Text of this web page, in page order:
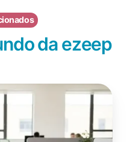
da ezeep